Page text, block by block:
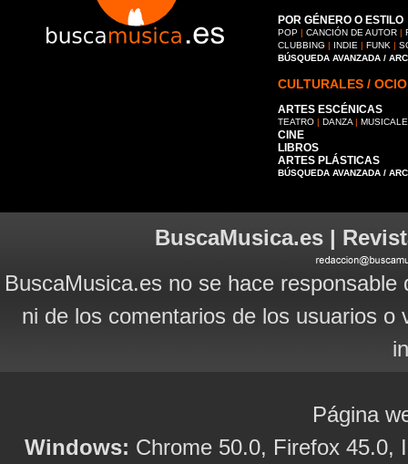
POR GÉNERO O ESTILO
POP | CANCIÓN DE AUTOR |
CLUBBING | INDIE | FUNK |
BÚSQUEDA AVANZADA /
CULTURALES / OCIO
ARTES ESCÉNICAS
TEATRO | DANZA |
CINE
LIBROS
ARTES PLÁSTICAS
BÚSQUEDA AVANZADA /
BuscaMusica.es |
BuscaMusica.es no se hace
ni de los comentarios de los usuarios
Página
Windows: Chrome 50.0, Firefox 45.0,